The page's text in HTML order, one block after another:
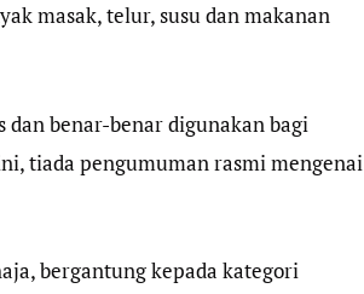
masak, telur, susu dan makanan
benar-benar digunakan bagi
tiada pengumuman rasmi mengenai
bergantung kepada kategori